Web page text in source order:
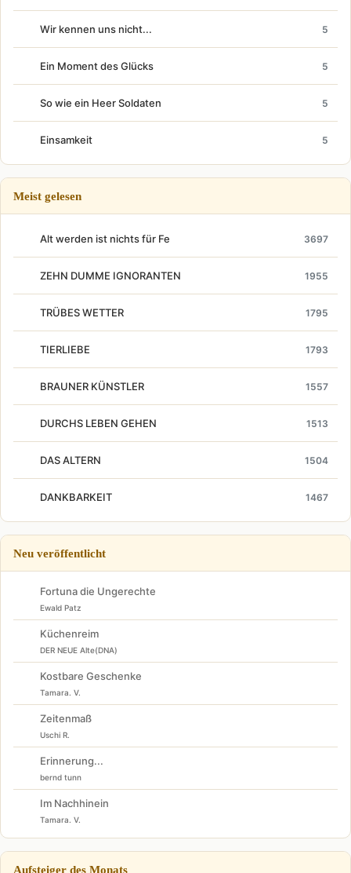
Wir kennen uns nicht... 5
Ein Moment des Glücks 5
So wie ein Heer Soldaten 5
Einsamkeit 5
Meist gelesen
Alt werden ist nichts für Fe 3697
ZEHN DUMME IGNORANTEN 1955
TRÜBES WETTER 1795
TIERLIEBE 1793
BRAUNER KÜNSTLER 1557
DURCHS LEBEN GEHEN 1513
DAS ALTERN 1504
DANKBARKEIT 1467
Neu veröffentlicht
Fortuna die Ungerechte
Ewald Patz
Küchenreim
DER NEUE Alte(DNA)
Kostbare Geschenke
Tamara. V.
Zeitenmaß
Uschi R.
Erinnerung...
bernd tunn
Im Nachhinein
Tamara. V.
Aufsteiger des Monats